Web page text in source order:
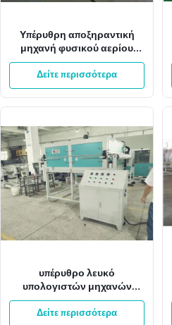
Υπέρυθρη αποξηραντική
μηχανή φυσικού αερίου
ISO9001 8KW
Δείτε περισσότερα
υπέρυθρο λευκό
υπολογιστών μηχανών
ξήρανσης ανοξείδωτου
ελέγχου 5m/Min BKC
Δείτε περισσότερα